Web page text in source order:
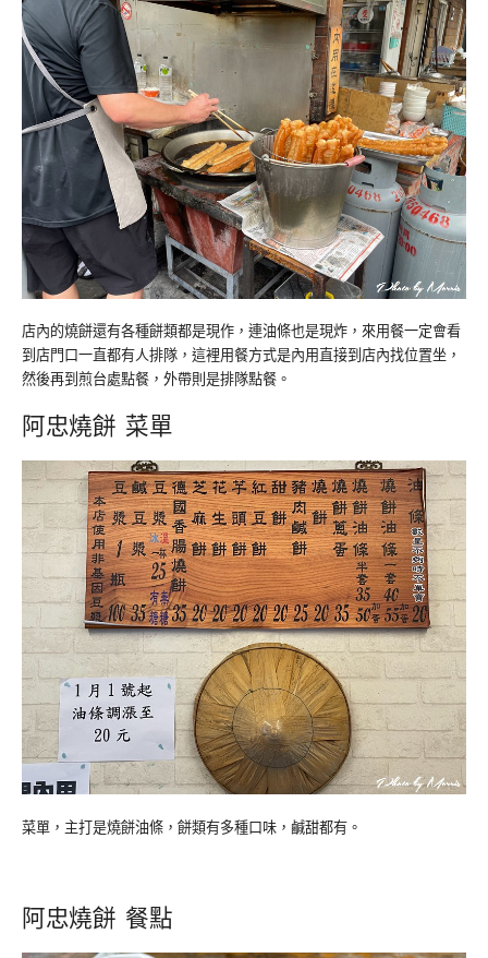
店內的燒餅還有各種餅類都是現作，連油條也是現炸，來用餐一定會看
到店門口一直都有人排隊，這裡用餐方式是內用直接到店內找位置坐，
然後再到煎台處點餐，外帶則是排隊點餐。
阿忠燒餅 菜單
菜單，主打是燒餅油條，餅類有多種口味，鹹甜都有。
阿忠燒餅 餐點